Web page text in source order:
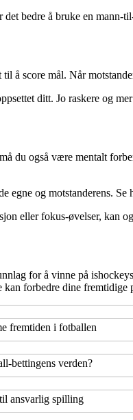
bedre å bruke en mann-
å score mål. Når
ditt. Jo raskere og
du også være mentalt
egne og motstanderens.
eller fokus-øvelser, kan
for å vinne på
forbedre dine fremtidige
fremtiden i fotballen
bettingens verden?
ansvarlig spilling